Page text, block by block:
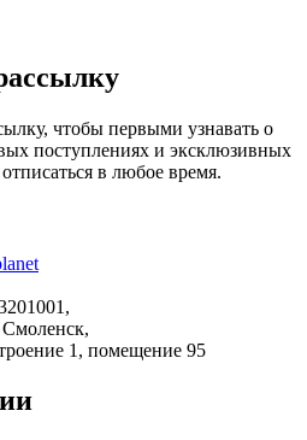
чтобы первыми узнавать о
поступлениях и эксклюзивных
в любое время.
Смоленск,
1, помещение 95